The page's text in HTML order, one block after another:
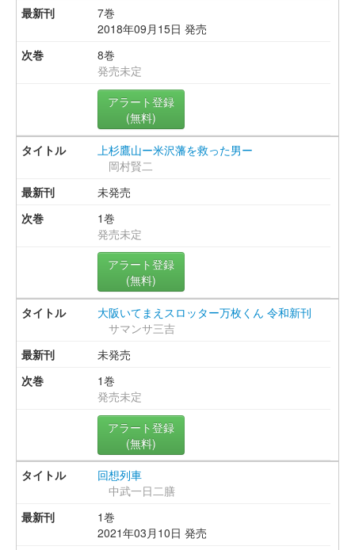
7巻
2018年09月15日 発売
8巻
発売未定
アラート登録
(無料)
上杉鷹山ー米沢藩を救った男ー
岡村賢二
未発売
1巻
発売未定
アラート登録
(無料)
大阪いてまえスロッター万枚くん 令和新刊
サマンサ三吉
未発売
1巻
発売未定
アラート登録
(無料)
回想列車
中武一日二膳
1巻
2021年03月10日 発売